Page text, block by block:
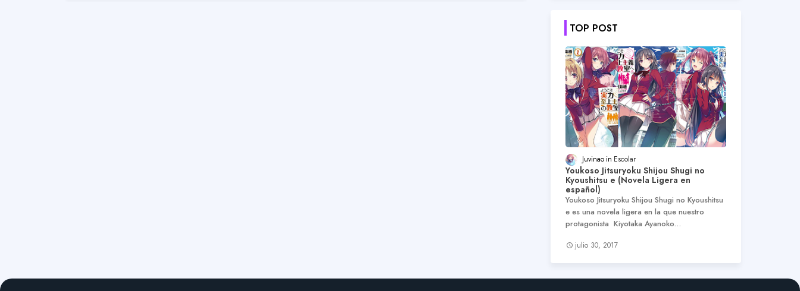
TOP POST
Juvinao Escolar
Youkoso Jitsuryoku Shijou Shugi no
Kyoushitsu e (Novela Ligera en
español)
Youkoso Jitsuryoku Shijou Shugi no Kyoushitsu
e es una novela ligera en la que nuestro
protagonista Kiyotaka Ayanoko…
julio 30, 2017